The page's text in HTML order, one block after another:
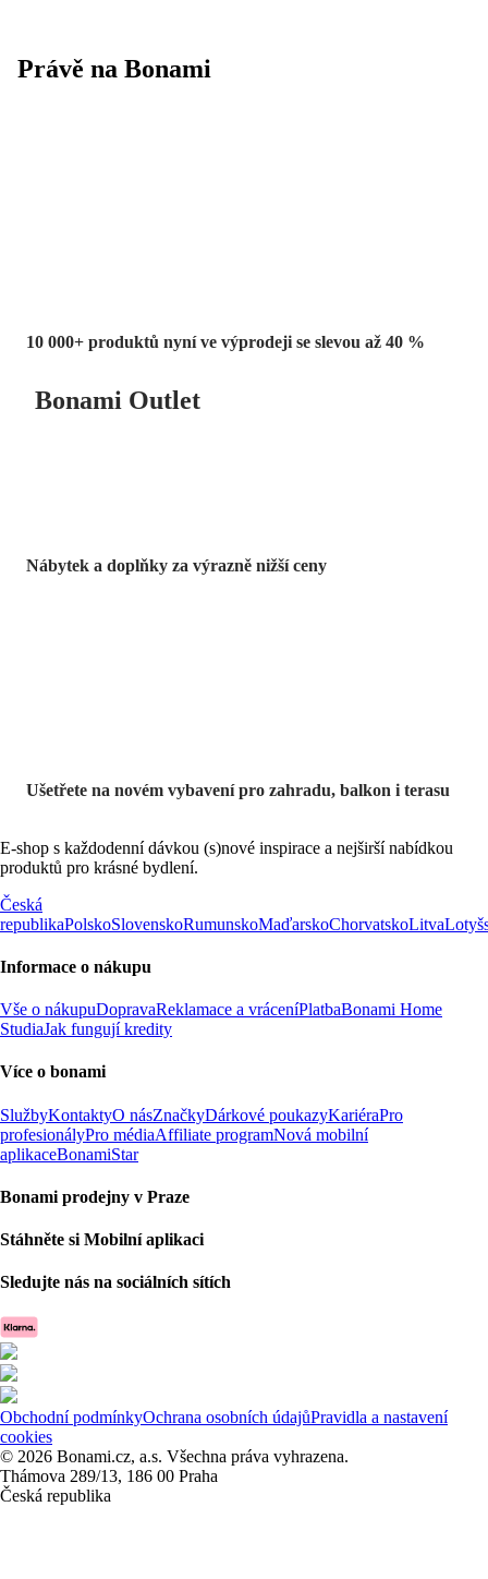
Právě na Bonami
10 000+ produktů nyní ve výprodeji se slevou až 40 %
Bonami Outlet
Nábytek a doplňky za výrazně nižší ceny
Ušetřete na novém vybavení pro zahradu, balkon i terasu
E-shop s každodenní dávkou (s)nové inspirace a nejširší nabídkou
produktů pro krásné bydlení.
Česká
republikaPolskoSlovenskoRumunskoMaďarskoChorvatskoLitva
Informace o nákupu
Vše o nákupuDopravaReklamace a vráceníPlatbaBonami Home
StudiaJak fungují kredity
Více o bonami
SlužbyKontaktyO násZnačkyDárkové poukazyKariéraPro
profesionályPro médiaAffiliate programNová mobilní
aplikaceBonamiStar
Bonami prodejny v Praze
Stáhněte si Mobilní aplikaci
Sledujte nás na sociálních sítích
Obchodní podmínkyOchrana osobních údajůPravidla a nastavení
cookies
© 2026 Bonami.cz, a.s. Všechna práva vyhrazena.
Thámova 289/13, 186 00 Praha
Česká republika